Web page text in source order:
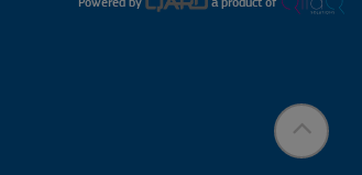
Powered by a product of